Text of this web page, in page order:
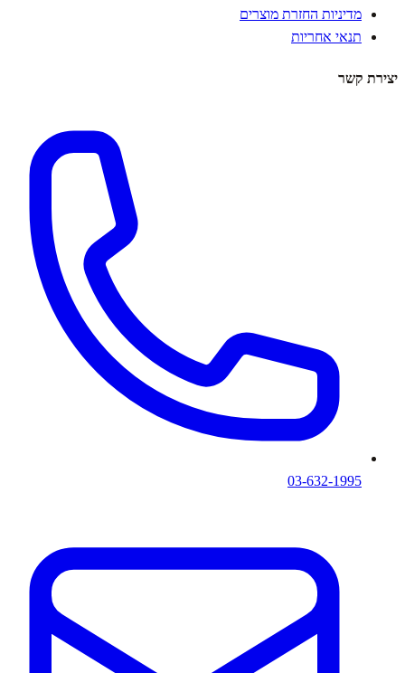
מדיניות החזרת מוצרים
תנאי אחריות
יצירת קשר
03-632-1995